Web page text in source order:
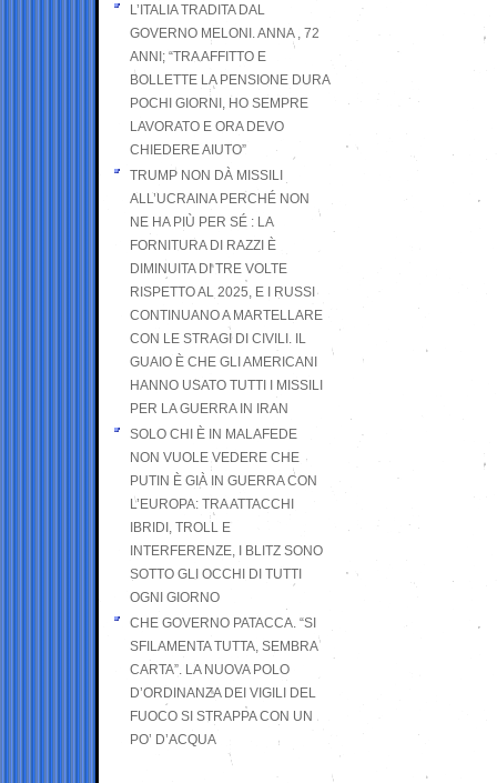
L’ITALIA TRADITA DAL
GOVERNO MELONI. ANNA , 72
ANNI; “TRA AFFITTO E
BOLLETTE LA PENSIONE DURA
POCHI GIORNI, HO SEMPRE
LAVORATO E ORA DEVO
CHIEDERE AIUTO”
TRUMP NON DÀ MISSILI
ALL’UCRAINA PERCHÉ NON
NE HA PIÙ PER SÉ : LA
FORNITURA DI RAZZI È
DIMINUITA DI TRE VOLTE
RISPETTO AL 2025, E I RUSSI
CONTINUANO A MARTELLARE
CON LE STRAGI DI CIVILI. IL
GUAIO È CHE GLI AMERICANI
HANNO USATO TUTTI I MISSILI
PER LA GUERRA IN IRAN
SOLO CHI È IN MALAFEDE
NON VUOLE VEDERE CHE
PUTIN È GIÀ IN GUERRA CON
L’EUROPA: TRA ATTACCHI
IBRIDI, TROLL E
INTERFERENZE, I BLITZ SONO
SOTTO GLI OCCHI DI TUTTI
OGNI GIORNO
CHE GOVERNO PATACCA. “SI
SFILAMENTA TUTTA, SEMBRA
CARTA”. LA NUOVA POLO
D’ORDINANZA DEI VIGILI DEL
FUOCO SI STRAPPA CON UN
PO’ D’ACQUA